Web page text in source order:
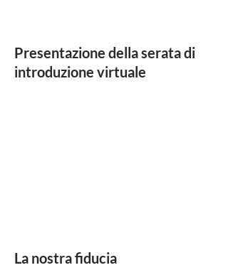
Presentazione della serata di
introduzione virtuale
La nostra fiducia